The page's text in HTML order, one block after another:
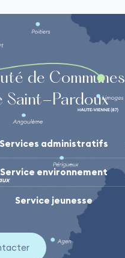
de Communes
Saint-Pardoux
Services administratifs
Service environnement
Service jeunesse